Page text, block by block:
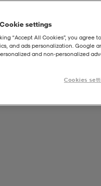
100ml
settings
“Accept All Cookies”, you agree
and ads personalization. Google
and non‑personalized
Cookies